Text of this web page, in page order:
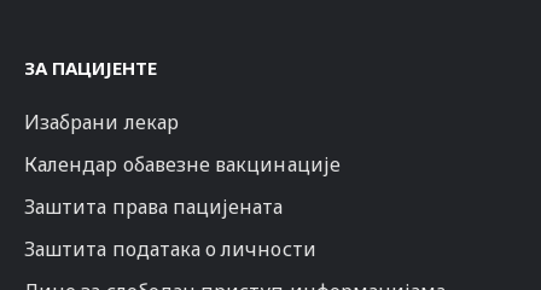
ЗА ПАЦИЈЕНТЕ
Изабрани лекар
Календар обавезне вакцинације
Заштита права пацијената
Заштита података о личности